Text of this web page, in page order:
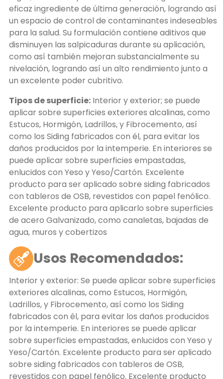
eficaz ingrediente de última generación, logrando así
un espacio de control de contaminantes indeseables
para la salud. Su formulación contiene aditivos que
disminuyen las salpicaduras durante su aplicación,
como así también mejoran substancialmente su
nivelación, logrando así un alto rendimiento junto a
un excelente poder cubritivo.
Tipos de superficie: Interior y exterior; se puede
aplicar sobre superficies exteriores alcalinas, como
Estucos, Hormigón, Ladrillos, y Fibrocemento, así
como los Siding fabricados con él, para evitar los
daños producidos por la intemperie. En interiores se
puede aplicar sobre superficies empastadas,
enlucidos con Yeso y Yeso/Cartón. Excelente
producto para ser aplicado sobre siding fabricados
con tableros de OSB, revestidos con papel fenólico.
Excelente producto para aplicarlo sobre superficies
de acero Galvanizado, como canaletas, bajadas de
agua, muros y cobertizos
Usos Recomendados:
Interior y exterior: Se puede aplicar sobre superficies
exteriores alcalinas, como Estucos, Hormigón,
Ladrillos, y Fibrocemento, así como los Siding
fabricados con él, para evitar los daños producidos
por la intemperie. En interiores se puede aplicar
sobre superficies empastadas, enlucidos con Yeso y
Yeso/Cartón. Excelente producto para ser aplicado
sobre siding fabricados con tableros de OSB,
revestidos con papel fenólico. Excelente producto